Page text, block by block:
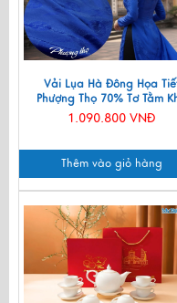
Vải Lụa Hà Đông Họa
Phượng Thọ 70% Tơ Tằm
90cm MNV-LNL131
1.090.800 VNĐ
Thêm vào giỏ hàng